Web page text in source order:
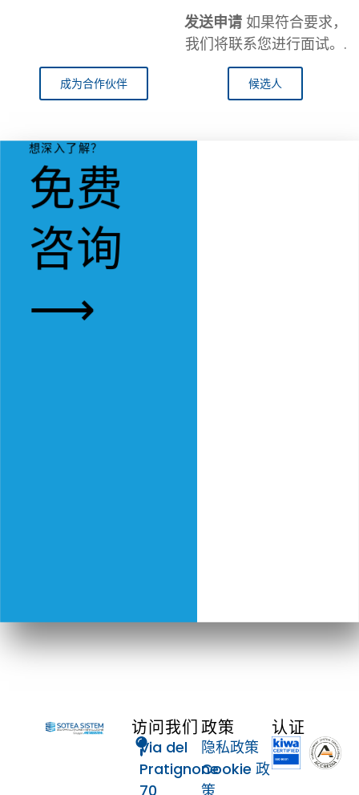
成为合作伙伴
发送申请如果符合要求，
我们将联系您进行面试。.
候选人
想深入了解？
免费
咨询
⟶
访问我们
Via del
Pratignone
70
政策
隐私政策
Cookie 政
策
认证